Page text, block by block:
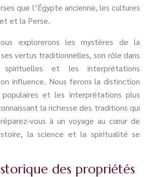
que l’Égypte ancienne, les cultures
et la Perse.
explorerons les mystères de la
vertus traditionnelles, son rôle dans
spirituelles et les interprétations
influence. Nous ferons la distinction
et les interprétations plus
la richesse des traditions qui
vous à un voyage au cœur de
la science et la spiritualité se
des propriétés